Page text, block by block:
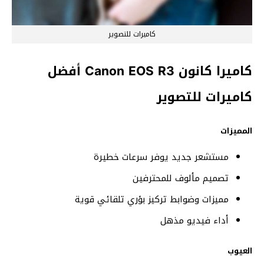
كاميرات للتصوير
كاميرا كانون Canon EOS R3 أفضل
كاميرات للتصوير
المميزات
مستشعر جديد يوفر سرعات خطيرة
تصميم مألوف للمحترفين
مميزات وضوابط تركيز بؤري تلقائي قوية
أداء فيديو مذهل
العيوب